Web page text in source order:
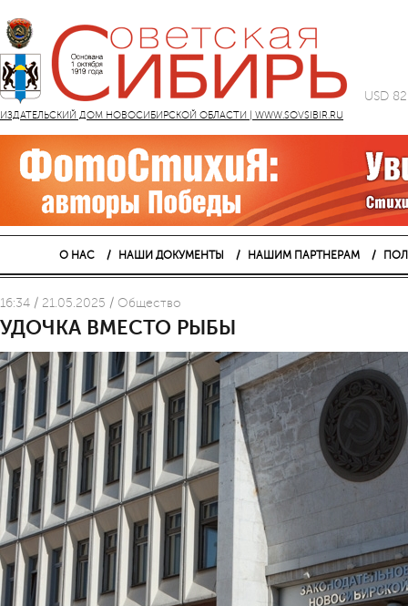
ИЗДАТЕЛЬСКИЙ ДОМ НОВОСИБИРСКОЙ ОБЛАСТИ | WWW.SOVSIBIR.RU
USD
О НАС НАШИ ДОКУМЕНТЫ НАШИМ ПАРТНЕРАМ
16:34 / 21.05.2025 / Общество
УДОЧКА ВМЕСТО РЫБЫ